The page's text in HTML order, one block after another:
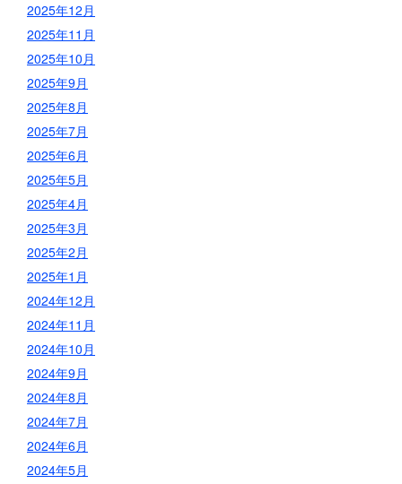
2025年12月
2025年11月
2025年10月
2025年9月
2025年8月
2025年7月
2025年6月
2025年5月
2025年4月
2025年3月
2025年2月
2025年1月
2024年12月
2024年11月
2024年10月
2024年9月
2024年8月
2024年7月
2024年6月
2024年5月